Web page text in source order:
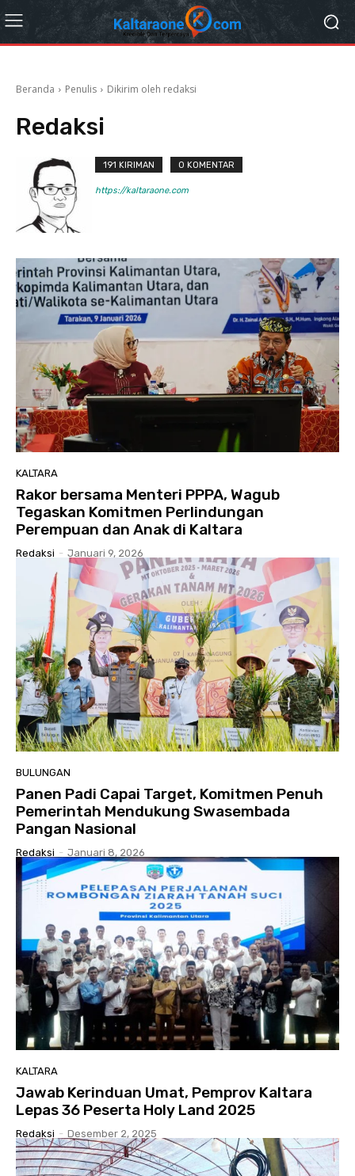
Beranda Penulis Dikirim oleh redaksi
Redaksi
191 KIRIMAN 0 KOMENTAR
https://kaltaraone.com
KALTARA
Rakor bersama Menteri PPPA, Wagub
Tegaskan Komitmen Perlindungan
Perempuan dan Anak di Kaltara
Redaksi - Januari 9, 2026
BULUNGAN
Panen Padi Capai Target, Komitmen Penuh
Pemerintah Mendukung Swasembada
Pangan Nasional
Redaksi - Januari 8, 2026
KALTARA
Jawab Kerinduan Umat, Pemprov Kaltara
Lepas 36 Peserta Holy Land 2025
Redaksi - Desember 2, 2025